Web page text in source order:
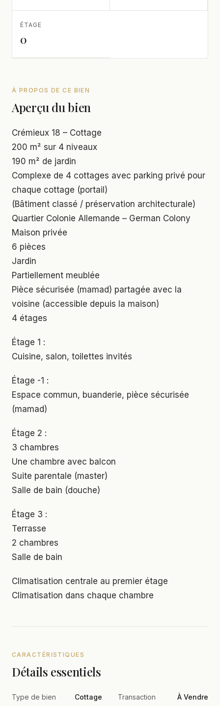
ÉTAGE
0
À PROPOS DE CE BIEN
Aperçu du bien
Crémieux 18 – Cottage
200 m² sur 4 niveaux
190 m² de jardin
Complexe de 4 cottages avec parking privé pour
chaque cottage (portail)
(Bâtiment classé / préservation architecturale)
Quartier Colonie Allemande – German Colony
Maison privée
6 pièces
Jardin
Partiellement meublée
Pièce sécurisée (mamad) partagée avec la
voisine (accessible depuis la maison)
4 étages
Étage 1 :
Cuisine, salon, toilettes invités
Étage -1 :
Espace commun, buanderie, pièce sécurisée
(mamad)
Étage 2 :
3 chambres
Une chambre avec balcon
Suite parentale (master)
Salle de bain (douche)
Étage 3 :
Terrasse
2 chambres
Salle de bain
Climatisation centrale au premier étage
Climatisation dans chaque chambre
CARACTÉRISTIQUES
Détails essentiels
Type de bien Cottage Transaction À Vendre